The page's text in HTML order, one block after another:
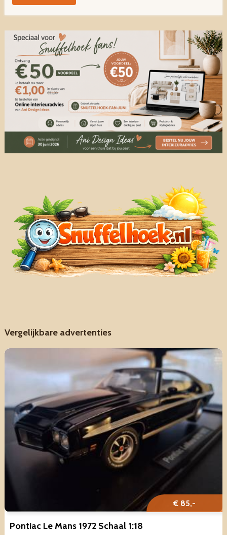
Vergelijkbare advertenties
€ 85,-
Pontiac Le Mans 1972 Schaal 1:18